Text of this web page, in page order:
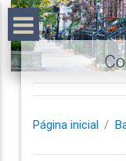
Página inicial